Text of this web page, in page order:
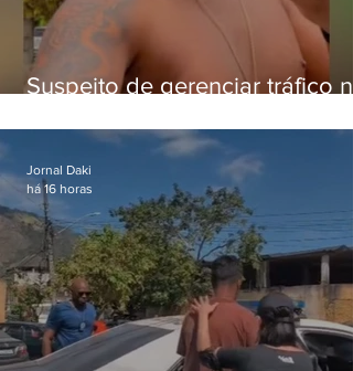
Suspeito de gerenciar tráfico na
foragido
Jornal Daki
há 16 horas